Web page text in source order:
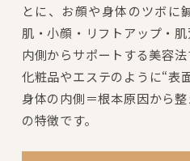
とに、お顔や身体のツボに
肌・小顔・リフトアップ・
内側からサポートする美容法
化粧品やエステのように“表
身体の内側＝根本原因から
の特徴です。